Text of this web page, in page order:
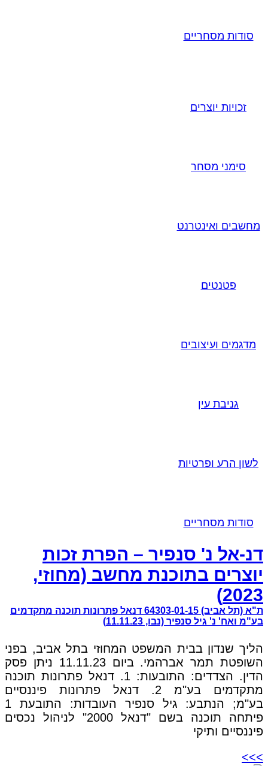
סודות מסחריים
זכויות יוצרים
סימני מסחר
מחשבים ואינטרנט
פטנטים
מדגמים ועיצובים
גניבת עין
לשון הרע ופרטיות
סודות מסחריים
דנ-אל נ' סנפיר – הפרת זכות
יוצרים בתוכנת מחשב (מחוזי,
2023)
ת"א (תל אביב) 64303-01-15 דנאל פתרונות תוכנה מתקדמים
בע"מ ואח' נ' גיל סנפיר (נבו, 11.11.23)
הליך שנדון בבית המשפט המחוזי בתל אביב, בפני
השופטת תמר אברהמי. ביום 11.11.23 ניתן פסק
הדין. הצדדים: התובעות: 1. דנאל פתרונות תוכנה
מתקדמים בע"מ 2. דנאל פתרונות פיננסיים
בע"מ; הנתבע: גיל סנפיר העובדות: התובעת 1
פיתחה תוכנה בשם "דנאל 2000" לניהול נכסים
פיננסיים ותיקי
>>>